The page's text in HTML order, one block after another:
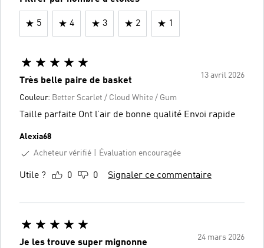
5 4 3 2 1
13 avril 2026
Très belle paire de basket
Couleur: Better Scarlet / Cloud White / Gum
Taille parfaite Ont l’air de bonne qualité Envoi rapide
Alexia68
Acheteur vérifié
Évaluation encouragée
Utile ? 0 0 Signaler ce commentaire
24 mars 2026
Je les trouve super mignonne